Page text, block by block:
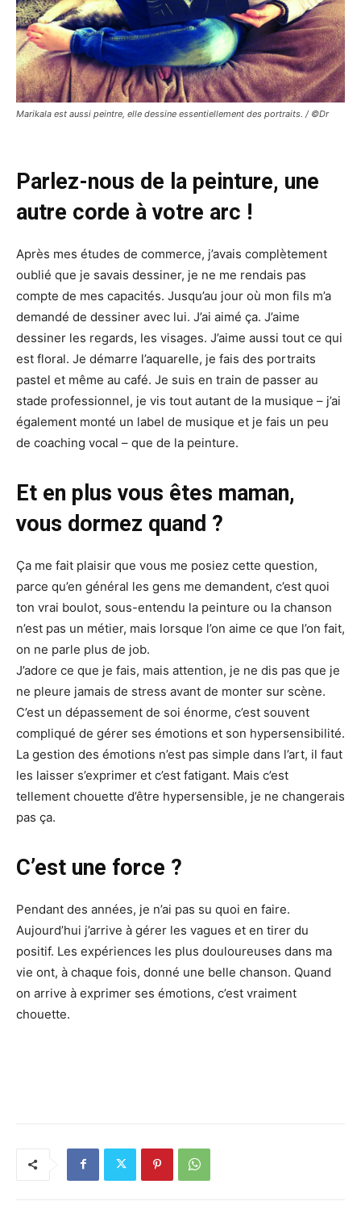
Marikala est aussi peintre, elle dessine essentiellement des portraits. / ©Dr
Parlez-nous de la peinture, une
autre corde à votre arc !
Après mes études de commerce, j’avais complètement
oublié que je savais dessiner, je ne me rendais pas
compte de mes capacités. Jusqu’au jour où mon fils m’a
demandé de dessiner avec lui. J’ai aimé ça. J’aime
dessiner les regards, les visages. J’aime aussi tout ce qui
est floral. Je démarre l’aquarelle, je fais des portraits
pastel et même au café. Je suis en train de passer au
stade professionnel, je vis tout autant de la musique – j’ai
également monté un label de musique et je fais un peu
de coaching vocal – que de la peinture.
Et en plus vous êtes maman,
vous dormez quand ?
Ça me fait plaisir que vous me posiez cette question,
parce qu’en général les gens me demandent, c’est quoi
ton vrai boulot, sous-entendu la peinture ou la chanson
n’est pas un métier, mais lorsque l’on aime ce que l’on fait,
on ne parle plus de job.
J’adore ce que je fais, mais attention, je ne dis pas que je
ne pleure jamais de stress avant de monter sur scène.
C’est un dépassement de soi énorme, c’est souvent
compliqué de gérer ses émotions et son hypersensibilité.
La gestion des émotions n’est pas simple dans l’art, il faut
les laisser s’exprimer et c’est fatigant. Mais c’est
tellement chouette d’être hypersensible, je ne changerais
pas ça.
C’est une force ?
Pendant des années, je n’ai pas su quoi en faire.
Aujourd’hui j’arrive à gérer les vagues et en tirer du
positif. Les expériences les plus douloureuses dans ma
vie ont, à chaque fois, donné une belle chanson. Quand
on arrive à exprimer ses émotions, c’est vraiment
chouette.